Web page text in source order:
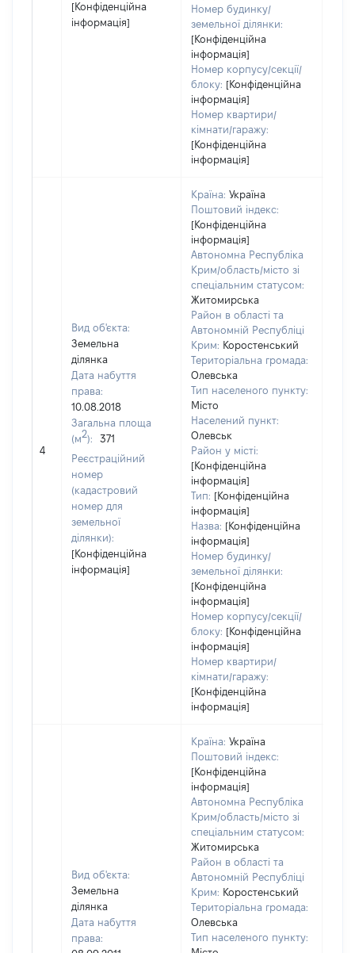
[Конфіденційна
інформація]
Номер будинку/
земельної ділянки:
[Конфіденційна
інформація]
Номер корпусу/секції/
блоку: [Конфіденційна
інформація]
Номер квартири/
кімнати/гаражу:
[Конфіденційна
інформація]
4
Вид об'єкта:
Земельна
ділянка
Дата набуття
права:
10.08.2018
Загальна площа
(м2):
371
Реєстраційний
номер
(кадастровий
номер для
земельної
ділянки):
[Конфіденційна
інформація]
Країна: Україна
Поштовий індекс:
[Конфіденційна
інформація]
Автономна Республіка
Крим/область/місто зі
спеціальним статусом:
Житомирська
Район в області та
Автономній Республіці
Крим: Коростенський
Територіальна громада:
Олевська
Тип населеного пункту:
Місто
Населений пункт:
Олевськ
Район у місті:
[Конфіденційна
інформація]
Тип: [Конфіденційна
інформація]
Назва: [Конфіденційна
інформація]
Номер будинку/
земельної ділянки:
[Конфіденційна
інформація]
Номер корпусу/секції/
блоку: [Конфіденційна
інформація]
Номер квартири/
кімнати/гаражу:
[Конфіденційна
інформація]
Вид об'єкта:
Земельна
ділянка
Дата набуття
права:
Країна: Україна
Поштовий індекс:
[Конфіденційна
інформація]
Автономна Республіка
Крим/область/місто зі
спеціальним статусом:
Житомирська
Район в області та
Автономній Республіці
Крим: Коростенський
Територіальна громада:
Олевська
Тип населеного пункту: